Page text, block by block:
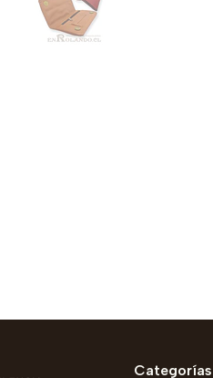
Categorías